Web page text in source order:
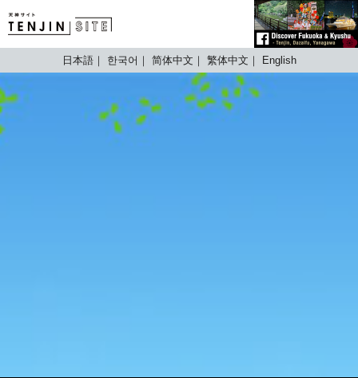
TENJIN SITE
日本語 한국어 简体中文 繁体中文 English